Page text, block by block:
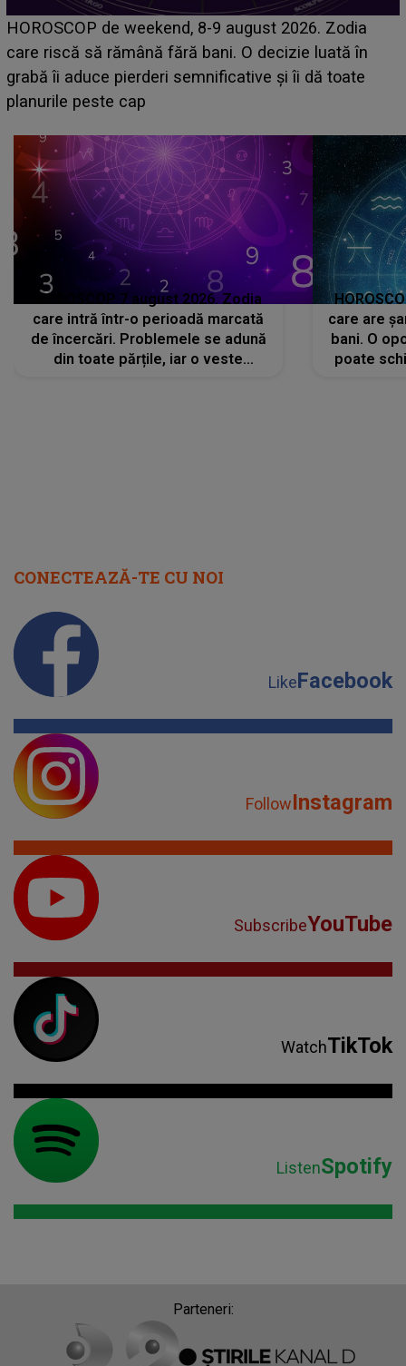
Emanuel a ținut ACEST DETALIU ASCUNS până
acum! În fața Alexandrei, concurentul din Casa Iubirii
face o MĂRTURISIRE NEAȘTEPTATĂ despre mama
sa: "I-am spus și ei în față, eu nu te iubesc pentru
HOROSCOP 7 august 2026. Zodia
care intră într-o perioadă marcată
de încercări. Problemele se adună
din toate părțile, iar o veste
care are
bani. O
poate
CONECTEAZĂ-TE CU NOI
LikeFacebook
FollowInstagram
SubscribeYouTube
WatchTikTok
ListenSpotify
Parteneri: